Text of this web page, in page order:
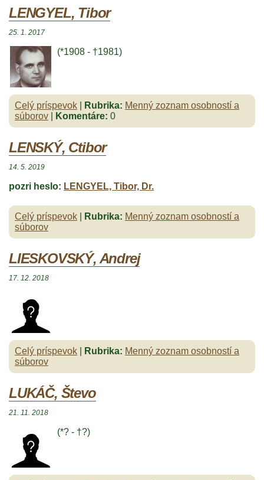
LENGYEL, Tibor
25. 1. 2017
(*1908 - †1981)
Celý príspevok Rubrika: Menný zoznam osobností a
súborov
Komentáre: 0
LENSKÝ, Ctibor
14. 5. 2019
pozri heslo: LENGYEL, Tibor, Dr.
Celý príspevok Rubrika: Menný zoznam osobností a
súborov
LIESKOVSKÝ, Andrej
17. 12. 2018
Celý príspevok Rubrika: Menný zoznam osobností a
súborov
LUKÁČ, Števo
21. 11. 2018
(*? - †?)